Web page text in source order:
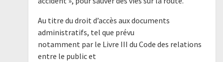
Au titre du droit d’accès aux documents
administratifs, tel que prévu
notamment par le Livre III du Code des relations
entre le public et